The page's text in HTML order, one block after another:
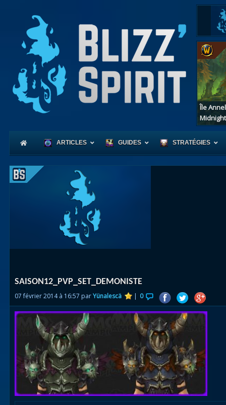
Île
Midnight
ARTICLES GUIDES
des îles
le vol
Uldum
STRATÉGIES
SAISON12_PVP_SET_DEMONISTE
07 février 2014 à 16:57 parYünalescä | 0